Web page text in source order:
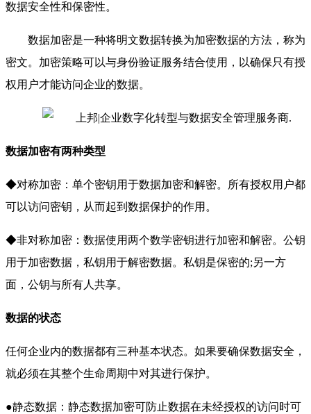
数据安全性和保密性。
数据加密是一种将明文数据转换为加密数据的方法，称为
密文。加密策略可以与身份验证服务结合使用，以确保只有授
权用户才能访问企业的数据。
数据加密有两种类型
◆对称加密：单个密钥用于数据加密和解密。所有授权用户都
可以访问密钥，从而起到数据保护的作用。
◆非对称加密：数据使用两个数学密钥进行加密和解密。公钥
用于加密数据，私钥用于解密数据。私钥是保密的;另一方
面，公钥与所有人共享。
数据的状态
任何企业内的数据都有三种基本状态。如果要确保数据安全，
就必须在其整个生命周期中对其进行保护。
●静态数据：静态数据加密可防止数据在未经授权的访问时可